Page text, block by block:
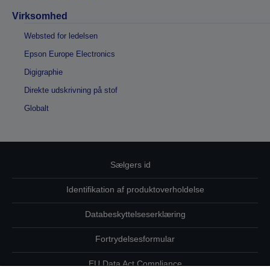
Virksomhed
Websted for ledelsen
Epson Europe Electronics
Digigraphie
Direkte udskrivning på stof
Globalt
Sælgers id
Identifikation af produktoverholdelse
Databeskyttelseserklæring
Fortrydelsesformular
EU Data Act Compliance